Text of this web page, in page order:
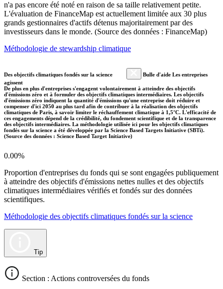
n'a pas encore été noté en raison de sa taille relativement petite.
L'évaluation de FinanceMap est actuellement limitée aux 30 plus
grands gestionnaires d'actifs détenus majoritairement par des
investisseurs dans le monde. (Source des données : FinanceMap)
Méthodologie de stewardship climatique
Des objectifs climatiques fondés sur la science
Bulle d'aide Les entreprises
agissent
De plus en plus d'entreprises s'engagent volontairement à atteindre des objectifs
d'émissions zéro et à formuler des objectifs climatiques intermédiaires. Les objectifs
d'émissions zéro indiquent la quantité d'émissions qu'une entreprise doit réduire et
compenser d'ici 2050 au plus tard afin de contribuer à la réalisation des objectifs
climatiques de Paris, à savoir limiter le réchauffement climatique à 1,5°C. L'efficacité de
ces engagements dépend de la crédibilité, du fondement scientifique et de la transparence
des objectifs intermédiaires. La méthodologie utilisée ici pour les objectifs climatiques
fondés sur la science a été développée par la Science Based Targets Initiative (SBTi).
(Source des données : Science Based Target Initiative)
0.00%
Proportion d'entreprises du fonds qui se sont engagées publiquement
à atteindre des objectifs d'émissions nettes nulles et des objectifs
climatiques intermédiaires vérifiés et fondés sur des données
scientifiques.
Méthodologie des objectifs climatiques fondés sur la science
Tip
Section : Actions controversées du fonds